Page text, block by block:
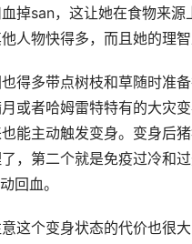
掉san，这让她在食物来
人物快得多，而且她的理智
得多带点树枝和草随时准
或者哈姆雷特特有的大灾
能主动触发变身。变身后
，第二个就是免疫过冷和
回血。
这个变身状态的代价也很